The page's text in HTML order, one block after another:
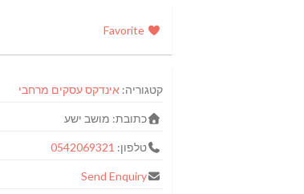
Favorite
קטגוריה: אינדקס עסקים מרחבי
כתובת: מושב ישע
טלפון: 0542069321
Send Enquiry